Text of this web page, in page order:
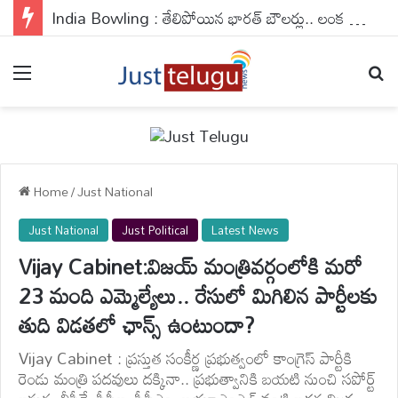
India Bowling : తేలిపోయిన భారత్ బౌలర్లు.. లంక ఎలెవన్ భారీస్కోరు
Home/Just National
Just National Just Political Latest News
Vijay Cabinet:విజయ్ మంత్రివర్గంలోకి మరో
23 మంది ఎమ్మెల్యేలు.. రేసులో మిగిలిన పార్టీలకు
తుది విడతలో ఛాన్స్ ఉంటుందా?
Vijay Cabinet : ప్రస్తుత సంకీర్ణ ప్రభుత్వంలో కాంగ్రెస్ పార్టీకి
రెండు మంత్రి పదవులు దక్కినా.. ప్రభుత్వానికి బయటి నుంచి సపోర్ట్